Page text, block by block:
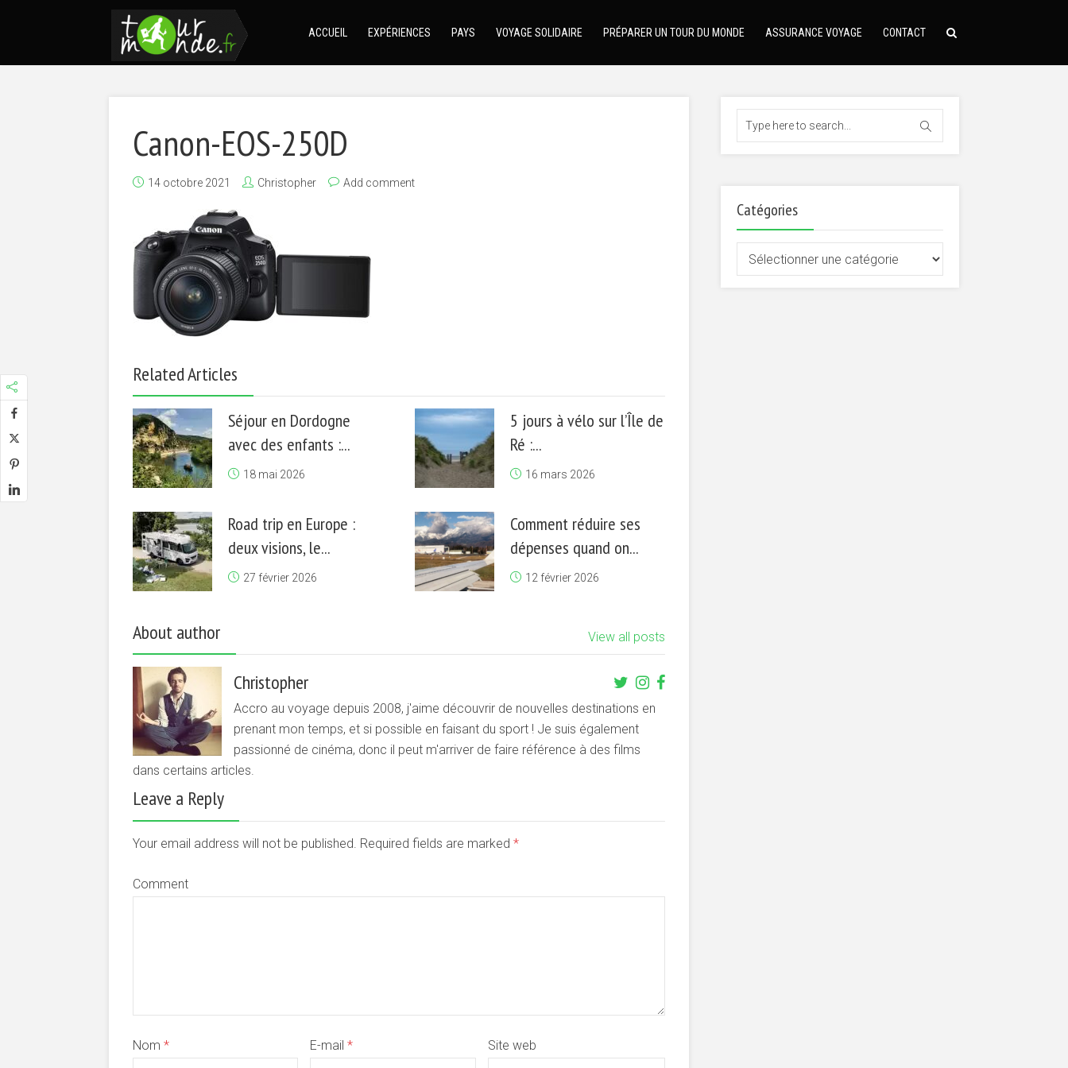
ACCUEIL EXPÉRIENCES PAYS VOYAGE SOLIDAIRE PRÉPARER UN TOUR DU MONDE ASSURANCE VOYAGE CONTACT
Canon-EOS-250D
14 octobre 2021 Christopher Add comment
Related Articles
Séjour en Dordogne
avec des enfants :...
18 mai 2026
5 jours à vélo sur l’Île de
Ré :...
16 mars 2026
Road trip en Europe :
deux visions, le...
27 février 2026
Comment réduire ses
dépenses quand on...
12 février 2026
About author View all posts
Christopher
Accro au voyage depuis 2008, j'aime découvrir de nouvelles destinations en
prenant mon temps, et si possible en faisant du sport ! Je suis également
passionné de cinéma, donc il peut m'arriver de faire référence à des films
dans certains articles.
Leave a Reply
Your email address will not be published. Required fields are marked *
Comment
Nom * E-mail* Site web
Catégories